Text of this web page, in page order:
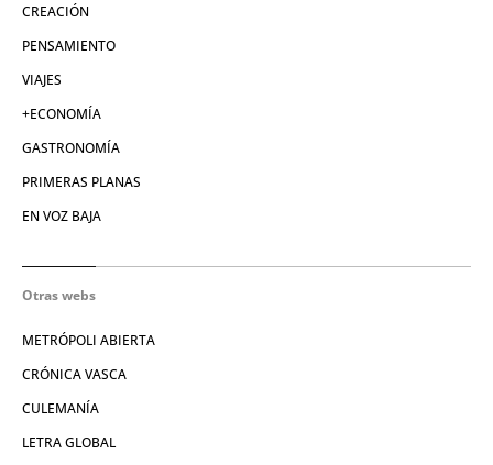
CREACIÓN
PENSAMIENTO
VIAJES
+ECONOMÍA
GASTRONOMÍA
PRIMERAS PLANAS
EN VOZ BAJA
Otras webs
METRÓPOLI ABIERTA
CRÓNICA VASCA
CULEMANÍA
LETRA GLOBAL